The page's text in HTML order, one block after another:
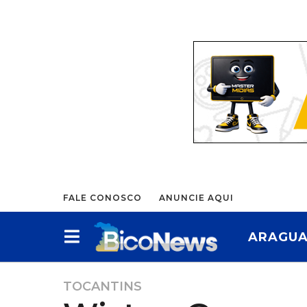
FALE CONOSCO ANUNCIE AQUI
1
a
TOCANTINS